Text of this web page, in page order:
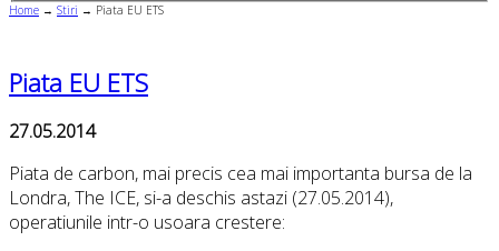
Home → Stiri → Piata EU ETS
Piata EU ETS
27.05.2014
Piata de carbon, mai precis cea mai importanta bursa de la
Londra, The ICE, si-a deschis astazi (27.05.2014),
operatiunile intr-o usoara crestere: